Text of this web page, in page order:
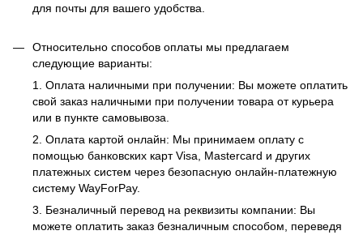
для почты для вашего удобства.
Относительно способов оплаты мы предлагаем
следующие варианты:
1. Оплата наличными при получении: Вы можете оплатить
свой заказ наличными при получении товара от курьера
или в пункте самовывоза.
2. Оплата картой онлайн: Мы принимаем оплату с
помощью банковских карт Visa, Mastercard и других
платежных систем через безопасную онлайн-платежную
систему WayForPay.
3. Безналичный перевод на реквизиты компании: Вы
можете оплатить заказ безналичным способом, переведя